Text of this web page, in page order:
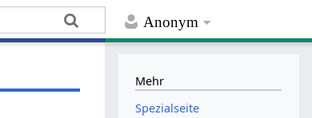
Anonym
Mehr
Spezialseite